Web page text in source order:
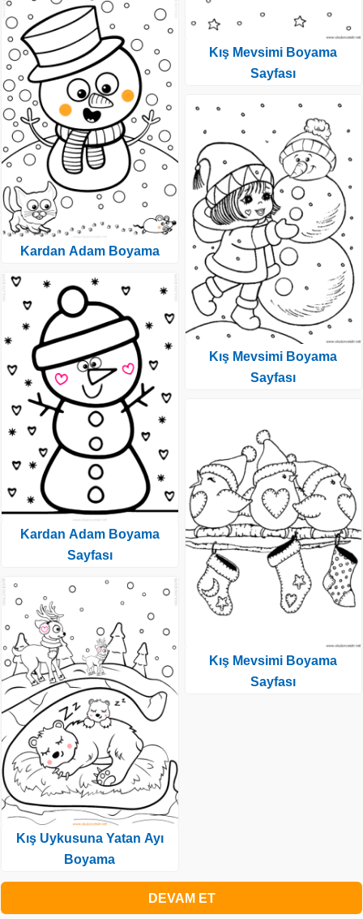
Kardan Adam Boyama
Kardan Adam Boyama
Sayfası
Kış Uykusuna Yatan Ayı
Boyama
Kış Mevsimi Boyama
Sayfası
Kış Mevsimi Boyama
Sayfası
Kış Mevsimi Boyama
Sayfası
DEVAM ET